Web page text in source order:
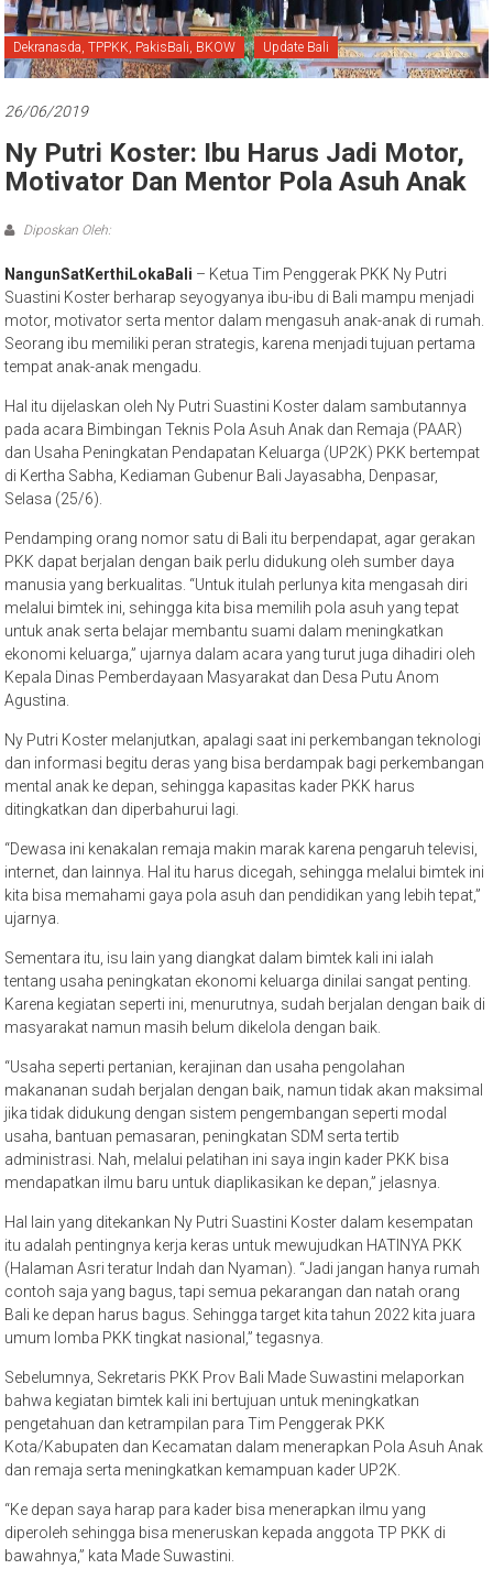
Bali
Dekranasda, TPPKK, PakisBali, BKOW Update Bali
26/06/2019
Ny Putri Koster: Ibu Harus Jadi Motor,
Motivator Dan Mentor Pola Asuh Anak
Diposkan Oleh:
NangunSatKerthiLokaBali – Ketua Tim Penggerak PKK Ny Putri
Suastini Koster berharap seyogyanya ibu-ibu di Bali mampu menjadi
motor, motivator serta mentor dalam mengasuh anak-anak di rumah.
Seorang ibu memiliki peran strategis, karena menjadi tujuan pertama
tempat anak-anak mengadu.
Hal itu dijelaskan oleh Ny Putri Suastini Koster dalam sambutannya
pada acara Bimbingan Teknis Pola Asuh Anak dan Remaja (PAAR)
dan Usaha Peningkatan Pendapatan Keluarga (UP2K) PKK bertempat
di Kertha Sabha, Kediaman Gubenur Bali Jayasabha, Denpasar,
Selasa (25/6).
Pendamping orang nomor satu di Bali itu berpendapat, agar gerakan
PKK dapat berjalan dengan baik perlu didukung oleh sumber daya
manusia yang berkualitas. “Untuk itulah perlunya kita mengasah diri
melalui bimtek ini, sehingga kita bisa memilih pola asuh yang tepat
untuk anak serta belajar membantu suami dalam meningkatkan
ekonomi keluarga,” ujarnya dalam acara yang turut juga dihadiri oleh
Kepala Dinas Pemberdayaan Masyarakat dan Desa Putu Anom
Agustina.
Ny Putri Koster melanjutkan, apalagi saat ini perkembangan teknologi
dan informasi begitu deras yang bisa berdampak bagi perkembangan
mental anak ke depan, sehingga kapasitas kader PKK harus
ditingkatkan dan diperbahurui lagi.
“Dewasa ini kenakalan remaja makin marak karena pengaruh televisi,
internet, dan lainnya. Hal itu harus dicegah, sehingga melalui bimtek ini
kita bisa memahami gaya pola asuh dan pendidikan yang lebih tepat,”
ujarnya.
Sementara itu, isu lain yang diangkat dalam bimtek kali ini ialah
tentang usaha peningkatan ekonomi keluarga dinilai sangat penting.
Karena kegiatan seperti ini, menurutnya, sudah berjalan dengan baik di
masyarakat namun masih belum dikelola dengan baik.
“Usaha seperti pertanian, kerajinan dan usaha pengolahan
makananan sudah berjalan dengan baik, namun tidak akan maksimal
jika tidak didukung dengan sistem pengembangan seperti modal
usaha, bantuan pemasaran, peningkatan SDM serta tertib
administrasi. Nah, melalui pelatihan ini saya ingin kader PKK bisa
mendapatkan ilmu baru untuk diaplikasikan ke depan,” jelasnya.
Hal lain yang ditekankan Ny Putri Suastini Koster dalam kesempatan
itu adalah pentingnya kerja keras untuk mewujudkan HATINYA PKK
(Halaman Asri teratur Indah dan Nyaman). “Jadi jangan hanya rumah
contoh saja yang bagus, tapi semua pekarangan dan natah orang
Bali ke depan harus bagus. Sehingga target kita tahun 2022 kita juara
umum lomba PKK tingkat nasional,” tegasnya.
Sebelumnya, Sekretaris PKK Prov Bali Made Suwastini melaporkan
bahwa kegiatan bimtek kali ini bertujuan untuk meningkatkan
pengetahuan dan ketrampilan para Tim Penggerak PKK
Kota/Kabupaten dan Kecamatan dalam menerapkan Pola Asuh Anak
dan remaja serta meningkatkan kemampuan kader UP2K.
“Ke depan saya harap para kader bisa menerapkan ilmu yang
diperoleh sehingga bisa meneruskan kepada anggota TP PKK di
bawahnya,” kata Made Suwastini.